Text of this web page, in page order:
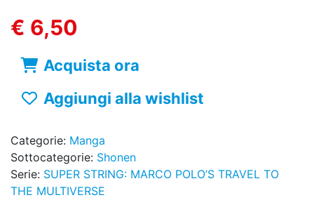
€ 6,50
Acquista ora
Aggiungi alla wishlist
Categorie: Manga
Sottocategorie: Shonen
Serie: SUPER STRING: MARCO POLO’S TRAVEL TO
THE MULTIVERSE